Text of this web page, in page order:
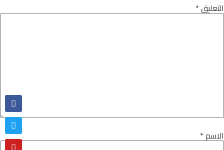
التعليق*
الاسم*